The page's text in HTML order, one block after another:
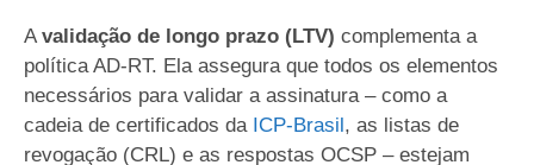
A validação de longo prazo (LTV) complementa a
política AD-RT. Ela assegura que todos os elementos
necessários para validar a assinatura – como a
cadeia de certificados da ICP-Brasil , as listas de
revogação (CRL) e as respostas OCSP – estejam